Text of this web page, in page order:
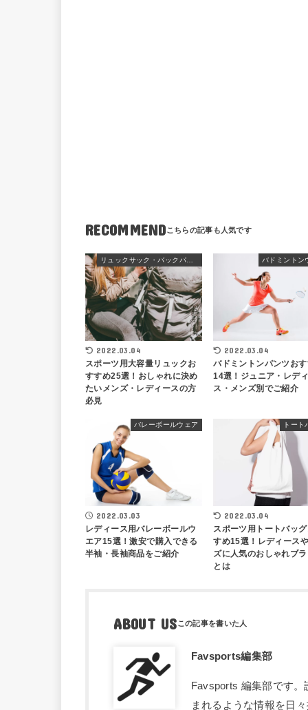
RECOMMEND
リュックサック・バックパック
2022.03.04
スポーツ用大容量リュックお
すすめ25選！おしゃれに決め
たいメンズ・レディースの方
必見
バドミントン
2022.03.04
バドミントンパンツお
14選！ジュニア・レデ
ス・メンズ別でご紹介
バレーボールウェア
2022.03.03
レディース用バレーボールウ
エア15選！激安で購入できる
半袖・長袖商品をご紹介
トート
2022.03.04
スポーツ用トートバッ
すめ15選！レディース
ズに人気のおしゃれブ
とは
ABOUT US
Favsports編集部
Favsports 編集部です
まれるような情報を日